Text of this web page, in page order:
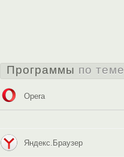
Программы по теме
Opera
Яндекс.Браузер